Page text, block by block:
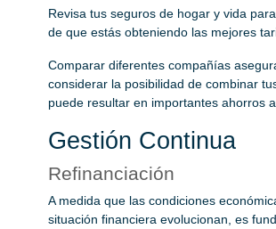
Revisa tus seguros de hogar y vida
de que estás obteniendo las mejores
Comparar diferentes compañías
considerar la posibilidad de combinar
puede resultar en importantes ahorros
Gestión Continua
Refinanciación
A medida que las condiciones
situación financiera evolucionan, es